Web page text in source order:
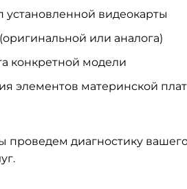
установленной видеокарты
или аналога)
конкретной модели
элементов материнской
проведем диагностику